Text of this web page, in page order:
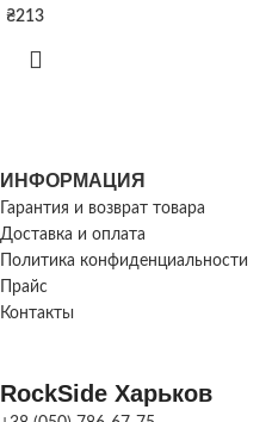
СКЛАД
₴213
ИНФОРМАЦИЯ
Гарантия и возврат товара
Доставка и оплата
Политика конфиденциальности
Прайс
Контакты
RockSide Харьков